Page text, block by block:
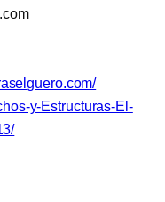
y-Estructuras-El-